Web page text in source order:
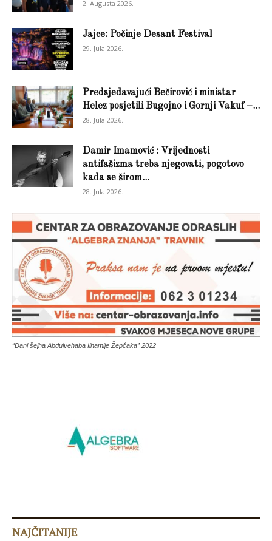
2. Augusta 2026.
Jajce: Počinje Desant Festival
29. Jula 2026.
Predsjedavajući Bečirović i ministar
Helez posjetili Bugojno i Gornji Vakuf –...
28. Jula 2026.
Damir Imamović : Vrijednosti
antifašizma treba njegovati, pogotovo
kada se širom...
28. Jula 2026.
“Dani šejha Abdulvehaba Ilhamije Žepčaka” 2022
NAJČITANIJE